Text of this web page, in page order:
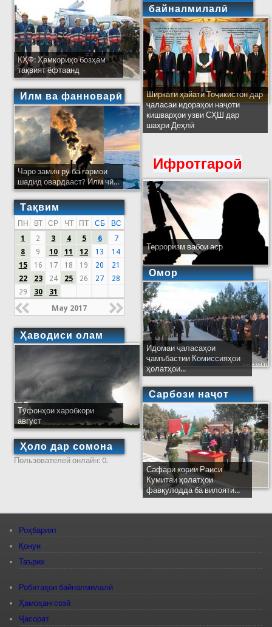
КҲФ: Ҳамкориҳо бозҳам
тақвият ёфтаанд
Илм ва фанноварӣ
Чаро замин рӯ ба гармои
шадид овардааст? Илм чӣ...
Тақвим
ПН ВТ СР ЧТ ПТ СБ
ВС
1
2 3 4 5 6
7
8
9 10 11 12 13
14
15
16 17 18 19 20
21
22
23 24 25 26 27
28
29
30 31
May 2017
Ҳаводиси олам
Тӯфонҳои харобкори
август
Ҳоло дар сомона
Пользователей онлайн: 0.
байналмилалӣ
Ширкати ҳайати Тоҷикистон дар
ҷаласаи идораҳои наҷоти
кишварҳои узви СҲШ дар
шаҳри Деҳлӣ
Ифротгароӣ
Терроризм вабои аср
Омор
Идомаи ҷаласаҳои
ҷамъбастии Комиссияҳои
ҳолатҳои...
Сарбози наҷот
Сафари кории Раиси
Кумитаи ҳолатҳои
фавқулодда ба вилояти...
Роҳбарият
Қонун
Таърих
Робитаҳои байналмилалӣ
Ҳамоҳангсозӣ
Ҷасорат